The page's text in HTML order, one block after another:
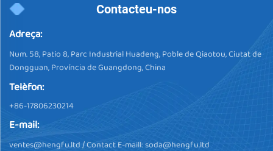
Contacteu-nos
Adreça:
Num. 58, Patio 8, Parc Industrial Huadeng, Poble de Qiaotou, Ciutat de
Dongguan, Província de Guangdong, China
Telèfon:
+86-17806230214
E-mail:
ventes@hengfu.ltd/ Contact E-maill:soda@hengfu.ltd